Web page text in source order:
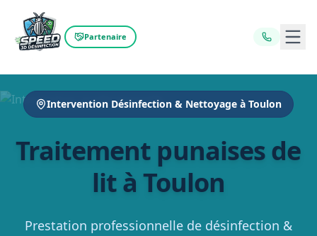
Partenaire
Intervention Désinfection & Nettoyage à Toulon
Traitement punaises de
lit à Toulon
Prestation professionnelle de désinfection &